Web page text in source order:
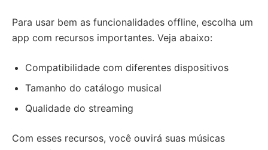
Para usar bem as funcionalidades offline, escolha um
app com recursos importantes. Veja abaixo:
Compatibilidade com diferentes dispositivos
Tamanho do catálogo musical
Qualidade do streaming
Com esses recursos, você ouvirá suas músicas